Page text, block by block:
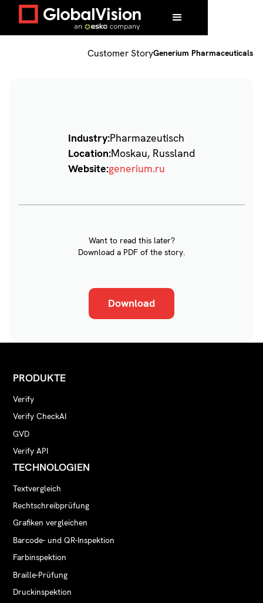
Home /Customers/Generium Pharmaceuticals
Customer StoryGenerium Pharmaceuticals
Industry:Pharmazeutisch
Location:Moskau, Russland
Website:generium.ru
Want to read this later?
Download a PDF of the story.
Download
PRODUKTE
Verify
Verify CheckAI
GVD
Verify API
TECHNOLOGIEN
Textvergleich
Rechtschreibprüfung
Grafiken vergleichen
Barcode- und QR-Inspektion
Farbinspektion
Braille-Prüfung
Druckinspektion